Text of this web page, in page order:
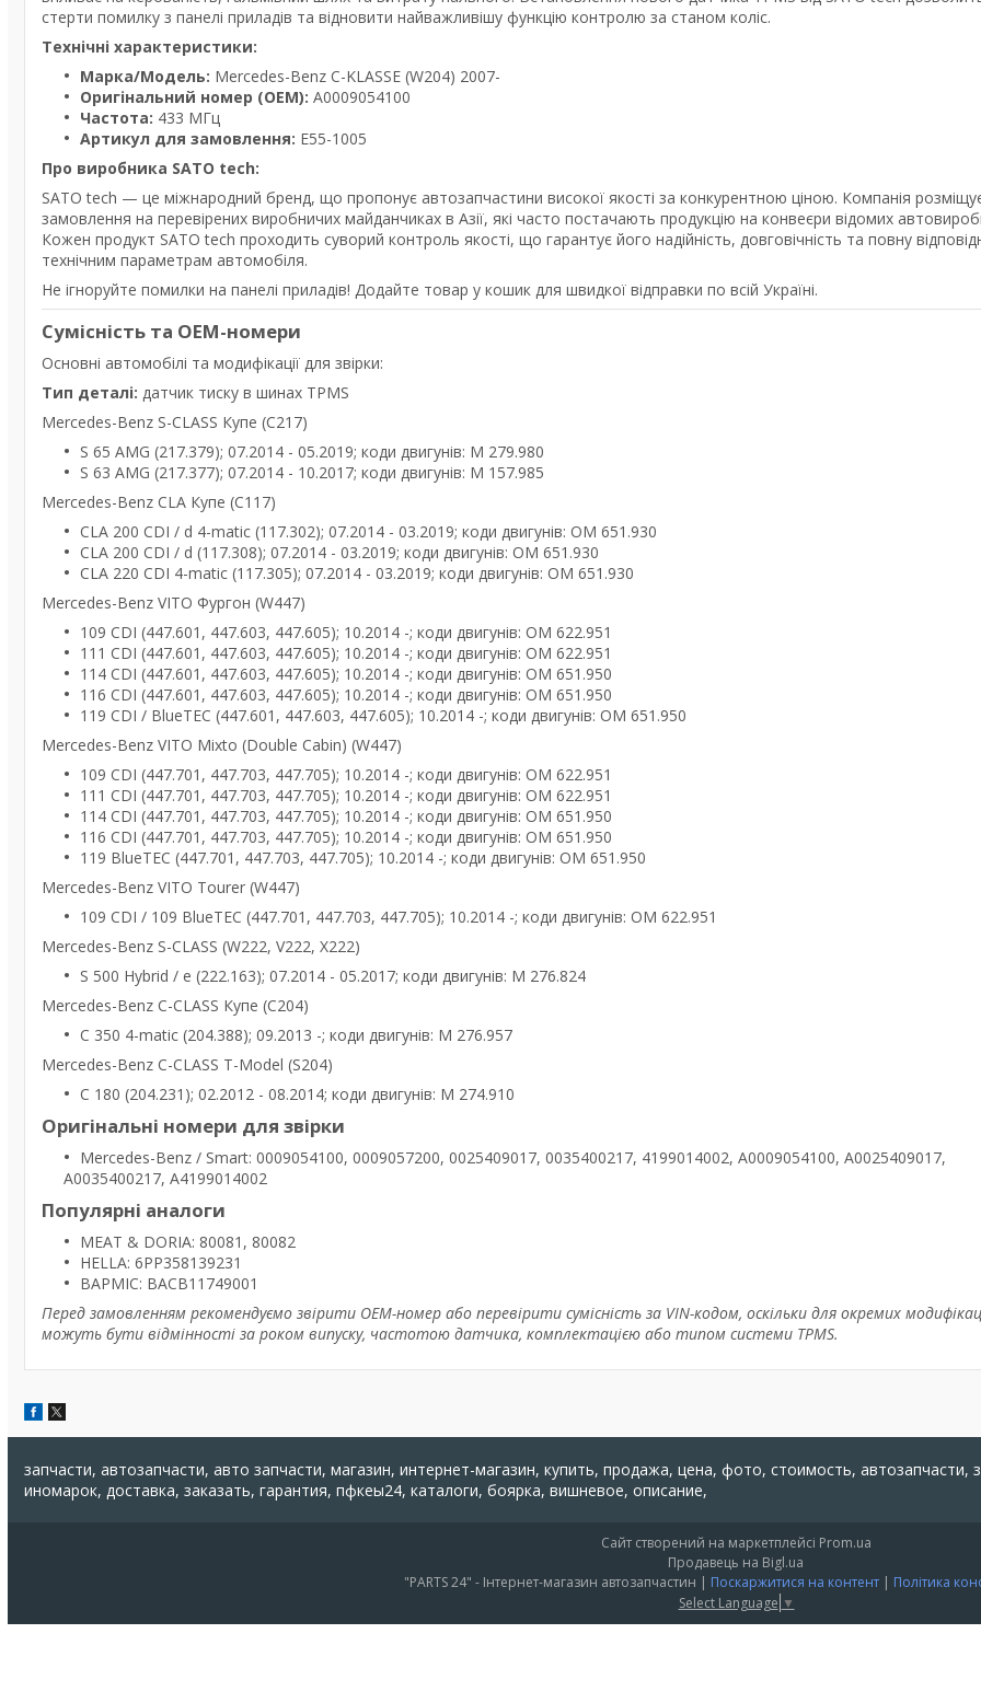
стерти помилку з панелі приладів та відновити найважливішу функцію контролю за станом коліс.
Технічні характеристики:
Марка/Модель: Mercedes-Benz C-KLASSE (W204) 2007-
Оригінальний номер (OEM): A0009054100
Частота: 433 МГц
Артикул для замовлення: E55-1005
Про виробника SATO tech:
SATO tech — це міжнародний бренд, що пропонує автозапчастини високої якості за конкурентною ціною. Компанія
замовлення на перевірених виробничих майданчиках в Азії, які часто постачають продукцію на конвеєри відомих
Кожен продукт SATO tech проходить суворий контроль якості, що гарантує його надійність, довговічність та повну
технічним параметрам автомобіля.
Не ігноруйте помилки на панелі приладів! Додайте товар у кошик для швидкої відправки по всій Україні.
Сумісність та OEM-номери
Основні автомобілі та модифікації для звірки:
Тип деталі: датчик тиску в шинах TPMS
Mercedes-Benz S-CLASS Купе (C217)
S 65 AMG (217.379); 07.2014 - 05.2019; коди двигунів: M 279.980
S 63 AMG (217.377); 07.2014 - 10.2017; коди двигунів: M 157.985
Mercedes-Benz CLA Купе (C117)
CLA 200 CDI / d 4-matic (117.302); 07.2014 - 03.2019; коди двигунів: OM 651.930
CLA 200 CDI / d (117.308); 07.2014 - 03.2019; коди двигунів: OM 651.930
CLA 220 CDI 4-matic (117.305); 07.2014 - 03.2019; коди двигунів: OM 651.930
Mercedes-Benz VITO Фургон (W447)
109 CDI (447.601, 447.603, 447.605); 10.2014 -; коди двигунів: OM 622.951
111 CDI (447.601, 447.603, 447.605); 10.2014 -; коди двигунів: OM 622.951
114 CDI (447.601, 447.603, 447.605); 10.2014 -; коди двигунів: OM 651.950
116 CDI (447.601, 447.603, 447.605); 10.2014 -; коди двигунів: OM 651.950
119 CDI / BlueTEC (447.601, 447.603, 447.605); 10.2014 -; коди двигунів: OM 651.950
Mercedes-Benz VITO Mixto (Double Cabin) (W447)
109 CDI (447.701, 447.703, 447.705); 10.2014 -; коди двигунів: OM 622.951
111 CDI (447.701, 447.703, 447.705); 10.2014 -; коди двигунів: OM 622.951
114 CDI (447.701, 447.703, 447.705); 10.2014 -; коди двигунів: OM 651.950
116 CDI (447.701, 447.703, 447.705); 10.2014 -; коди двигунів: OM 651.950
119 BlueTEC (447.701, 447.703, 447.705); 10.2014 -; коди двигунів: OM 651.950
Mercedes-Benz VITO Tourer (W447)
109 CDI / 109 BlueTEC (447.701, 447.703, 447.705); 10.2014 -; коди двигунів: OM 622.951
Mercedes-Benz S-CLASS (W222, V222, X222)
S 500 Hybrid / e (222.163); 07.2014 - 05.2017; коди двигунів: M 276.824
Mercedes-Benz C-CLASS Купе (C204)
C 350 4-matic (204.388); 09.2013 -; коди двигунів: M 276.957
Mercedes-Benz C-CLASS T-Model (S204)
C 180 (204.231); 02.2012 - 08.2014; коди двигунів: M 274.910
Оригінальні номери для звірки
Mercedes-Benz / Smart: 0009054100, 0009057200, 0025409017, 0035400217, 4199014002, A0009054100, A0025409017,
A0035400217, A4199014002
Популярні аналоги
MEAT & DORIA: 80081, 80082
HELLA: 6PP358139231
BAPMIC: BACB11749001
Перед замовленням рекомендуємо звірити OEM-номер або перевірити сумісність за VIN-кодом, оскільки для окремих
можуть бути відмінності за роком випуску, частотою датчика, комплектацією або типом системи TPMS.
запчасти, автозапчасти, авто запчасти, магазин, интернет-магазин, купить, продажа, цена, фото, стоимость,
иномарок, доставка, заказать, гарантия, пфкеы24, каталоги, боярка, вишневое, описание,
Сайт створений на маркетплейсі Prom.ua
Продавець на Bigl.ua
"PARTS 24" - Інтернет-магазин автозапчастин | Поскаржитися на контент | Політика
Select Language ▼